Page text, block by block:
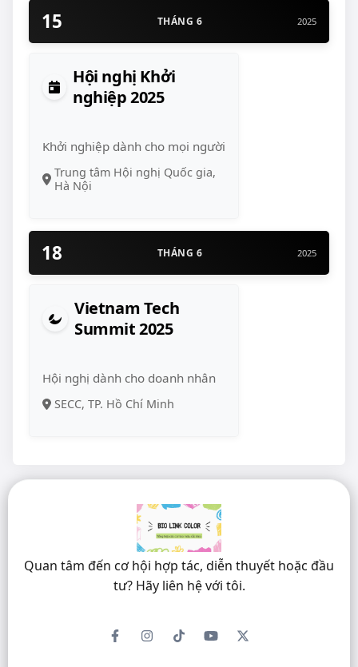
15 THÁNG 6 2025
Hội nghị Khởi
nghiệp 2025
Khởi nghiệp dành cho mọi người
Trung tâm Hội nghị Quốc gia,
Hà Nội
18 THÁNG 6 2025
Vietnam Tech
Summit 2025
Hội nghị dành cho doanh nhân
SECC, TP. Hồ Chí Minh
Quan tâm đến cơ hội hợp tác, diễn thuyết hoặc đầu
tư? Hãy liên hệ với tôi.